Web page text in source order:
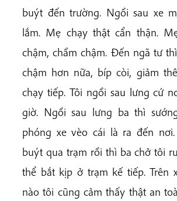
buýt đến trường. Ngồi sau xe
lắm. Mẹ chạy thật cẩn thận.
chậm, chầm chậm. Đến ngã tư
chậm hơn nữa, bíp còi, giảm
chạy tiếp. Tôi ngồi sau lưng cứ
giờ. Ngồi sau lưng ba thì
phóng xe vèo cái là ra đến
buýt qua trạm rồi thì ba chở tôi
thể bắt kịp ở trạm kế tiếp. Trên
nào tôi cũng cảm thấy thật an